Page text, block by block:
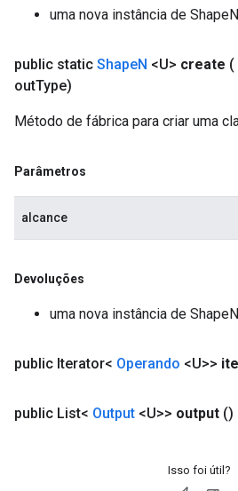
uma nova instância de ShapeN
public static ShapeN <U> create (
outType)
Método de fábrica para criar uma
Parâmetros
alcance
Devoluções
uma nova instância de ShapeN
public Iterator< Operando <U>>
public List< Output <U>> output ()
Isso foi útil?